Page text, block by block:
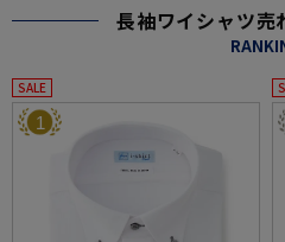
長袖ワイシャツ売
SALE
1